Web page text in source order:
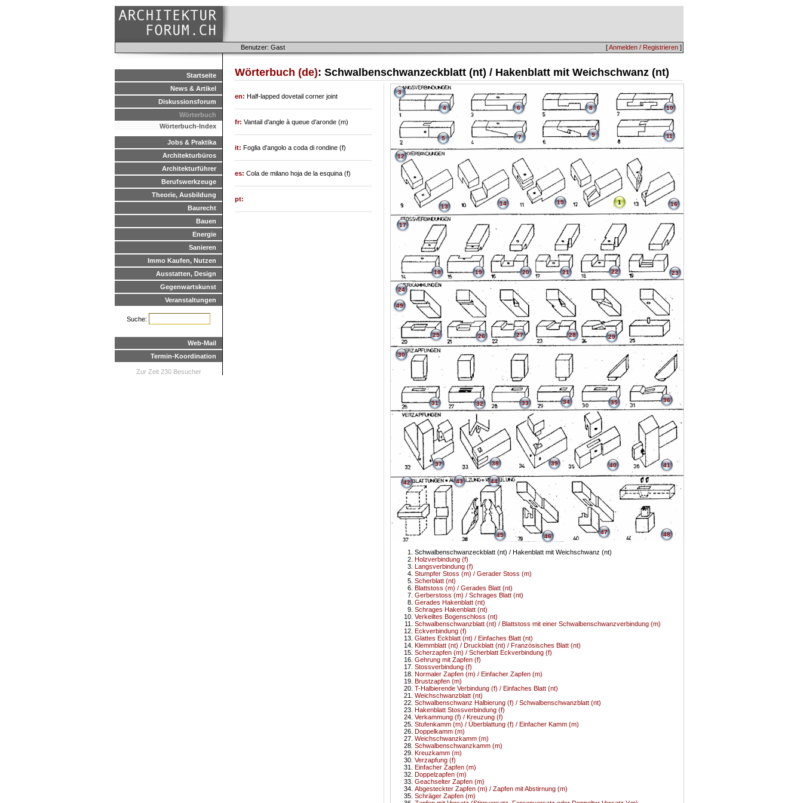
[Anmelden / Registrieren ]
Benutzer: Gast
Startseite
News & Artikel
Diskussionsforum
Wörterbuch
Wörterbuch-Index
Jobs & Praktika
Architekturbüros
Architekturführer
Berufswerkzeuge
Theorie, Ausbildung
Baurecht
Bauen
Energie
Sanieren
Immo Kaufen, Nutzen
Ausstatten, Design
Gegenwartskunst
Veranstaltungen
Suche:
Web-Mail
Termin-Koordination
Zur Zeit 230 Besucher
Wörterbuch (de): Schwalbenschwanzeckblatt (nt) / Hakenblatt mit Weichschwanz (nt)
1
Schwalbenschwanzeckblatt (nt) / Hakenblatt mit Weichschwanz (nt)
Holzverbindung (f)
Langsverbindung (f)
3
Stumpfer Stoss (m) / Gerader Stoss (m)
4
Scherblatt (nt)
5
Blattstoss (m) / Gerades Blatt (nt)
6
Gerberstoss (m) / Schrages Blatt (nt)
7
Gerades Hakenblatt (nt)
8
Schrages Hakenblatt (nt)
9
Verkeiltes Bogenschloss (nt)
10
Schwalbenschwanzblatt (nt) / Blattstoss mit einer Schwalbenschwanzverbindung (m)
11
Eckverbindung (f)
12
Glattes Eckblatt (nt) / Einfaches Blatt (nt)
13
Klemmblatt (nt) / Druckblatt (nt) / Französisches Blatt (nt)
14
Scherzapfen (m) / Scherblatt Eckverbindung (f)
15
Gehrung mit Zapfen (f)
16
Stossverbindung (f)
17
Normaler Zapfen (m) / Einfacher Zapfen (m)
18
Brustzapfen (m)
19
T-Halbierende Verbindung (f) / Einfaches Blatt (nt)
20
Weichschwanzblatt (nt)
21
Schwalbenschwanz Halbierung (f) / Schwalbenschwanzblatt (nt)
22
Hakenblatt Stossverbindung (f)
23
Verkammung (f) / Kreuzung (f)
24
Stufenkamm (m) / Überblattung (f) / Einfacher Kamm (m)
25
Doppelkamm (m)
26
Weichschwanzkamm (m)
27
Schwalbenschwanzkamm (m)
28
Kreuzkamm (m)
29
Verzapfung (f)
30
Einfacher Zapfen (m)
31
Doppelzapfen (m)
32
Geachselter Zapfen (m)
33
Abgesteckter Zapfen (m) / Zapfen mit Abstirnung (m)
34
Schräger Zapfen (m)
35 36
37 38 39 40 41
42 43 44
45 46
47 48
49
en: Half-lapped dovetail corner joint
fr: Vantail d'angle à queue d'aronde (m)
it: Foglia d'angolo a coda di rondine (f)
es: Cola de milano hoja de la esquina (f)
pt: